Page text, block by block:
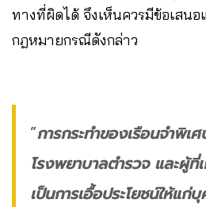
ทางที่ผิดได้ จึงเห็นควรมีข้อเสนอ
กฎหมายกรณีดังกล่าว
”การกระทำของเรือนจำพิเ
โรงพยาบาลตำรวจ และผู้ที่
เป็นการเอื้อประโยชน์ให้แก่